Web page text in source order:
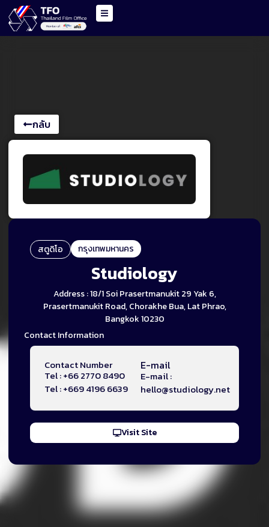
กลับ
สตูดิโอ กรุงเทพมหานคร
Studiology
Address : 18/1 Soi Prasertmanukit 29 Yak 6,
Prasertmanukit Road, Chorakhe Bua, Lat Phrao,
Bangkok 10230
Contact Information
Contact Number
Tel : +66 2770 8490
Tel : +669 4196 6639
E-mail
E-mail :
hello@studiology.net
Visit Site